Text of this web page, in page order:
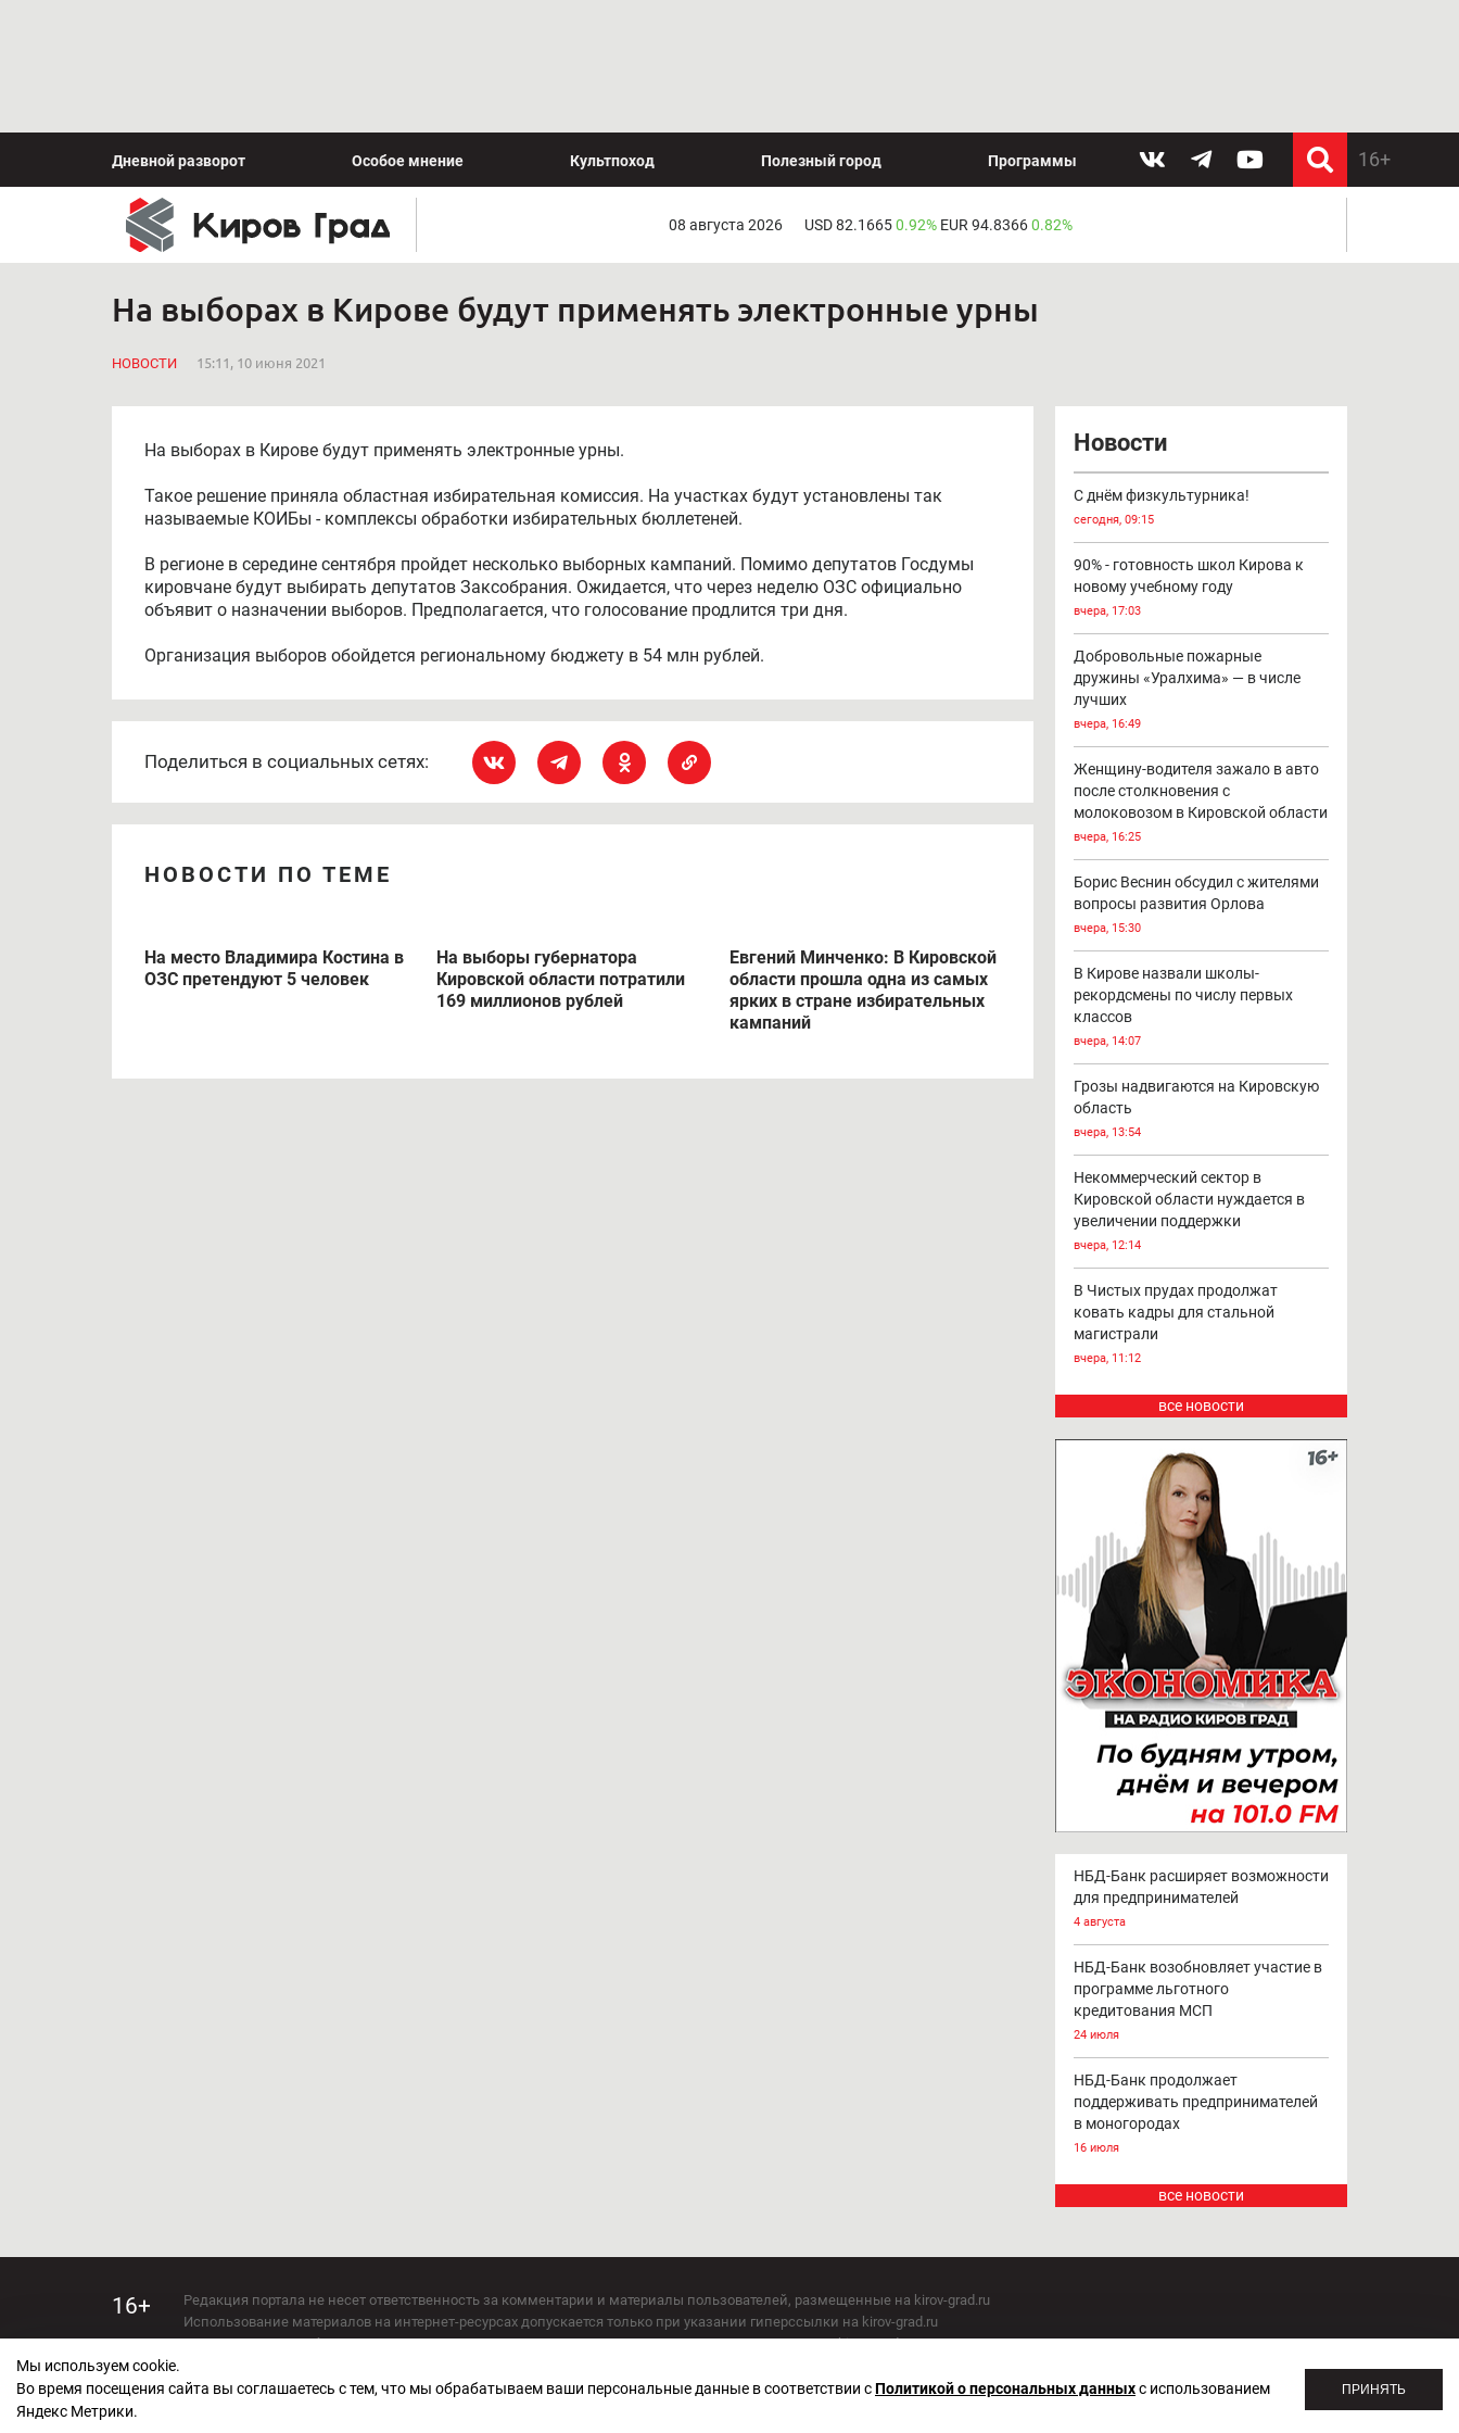
Дневной разворот Особое мнение Культпоход Полезный город Программы
08 августа 2026 USD 82.16650.92% EUR 94.83660.82%
На выборах в Кирове будут применять электронные урны
НОВОСТИ 15:11, 10 июня 2021
На выборах в Кирове будут применять электронные урны.
Такое решение приняла областная избирательная комиссия. На участках будут установлены так
называемые КОИБы - комплексы обработки избирательных бюллетеней.
В регионе в середине сентября пройдет несколько выборных кампаний. Помимо депутатов Госдумы
кировчане будут выбирать депутатов Заксобрания. Ожидается, что через неделю ОЗС официально
объявит о назначении выборов. Предполагается, что голосование продлится три дня.
Организация выборов обойдется региональному бюджету в 54 млн рублей.
Поделиться в социальных сетях:
НОВОСТИ ПО ТЕМЕ
На место Владимира Костина в
ОЗС претендуют 5 человек
На выборы губернатора
Кировской области потратили
169 миллионов рублей
Евгений Минченко: В Кировской
области прошла одна из самых
ярких в стране избирательных
кампаний
Новости
С днём физкультурника!
сегодня, 09:15
90% - готовность школ Кирова к
новому учебному году
вчера, 17:03
Добровольные пожарные
дружины «Уралхима» — в числе
лучших
вчера, 16:49
Женщину-водителя зажало в авто
после столкновения с
молоковозом в Кировской области
вчера, 16:25
Борис Веснин обсудил с жителями
вопросы развития Орлова
вчера, 15:30
В Кирове назвали школы-
рекордсмены по числу первых
классов
вчера, 14:07
Грозы надвигаются на Кировскую
область
вчера, 13:54
Некоммерческий сектор в
Кировской области нуждается в
увеличении поддержки
вчера, 12:14
В Чистых прудах продолжат
ковать кадры для стальной
магистрали
вчера, 11:12
все новости
НБД-Банк расширяет возможности
для предпринимателей
4 августа
НБД-Банк возобновляет участие в
программе льготного
кредитования МСП
24 июля
НБД-Банк продолжает
поддерживать предпринимателей
в моногородах
16 июля
все новости
16+
Редакция портала не несет ответственность за комментарии и материалы пользователей, размещенные на kirov-grad.ru
Использование материалов на интернет-ресурсах допускается только при указании гиперссылки на kirov-grad.ru
Использование любых материалов настоящего СМИ допускается только при указании на ресурс: kirov-grad.ru
СМИ зарегистрировано Федеральной службой по надзору в сфере связи, информационных технологий и массовых коммуникаций 20.07.2018. Регистрационный номер ЭЛ №
Мы используем cookie.
Во время посещения сайта вы соглашаетесь с тем, что мы обрабатываем ваши персональные данные в соответствии сПолитикой о персональных данныхс использованием
Яндекс Метрики.
ПРИНЯТЬ